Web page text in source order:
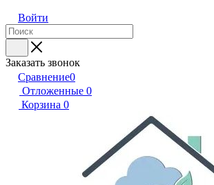
Войти
Заказать звонок
Сравнение0
Отложенные 0
Корзина 0